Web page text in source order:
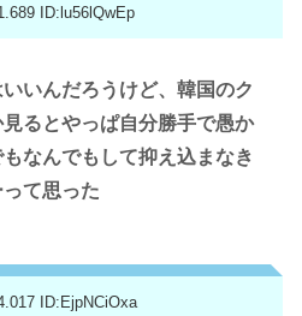
ID:lu56lQwEp
いんだろうけど、韓国のク
るとやっぱ自分勝手で愚か
なんでもして抑え込まなき
て思った
ID:EjpNCiOxa